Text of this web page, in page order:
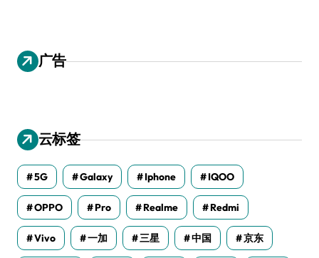
广告
云标签
5G Galaxy Iphone IQOO
OPPO Pro Realme Redmi
Vivo 一加 三星 中国 京东